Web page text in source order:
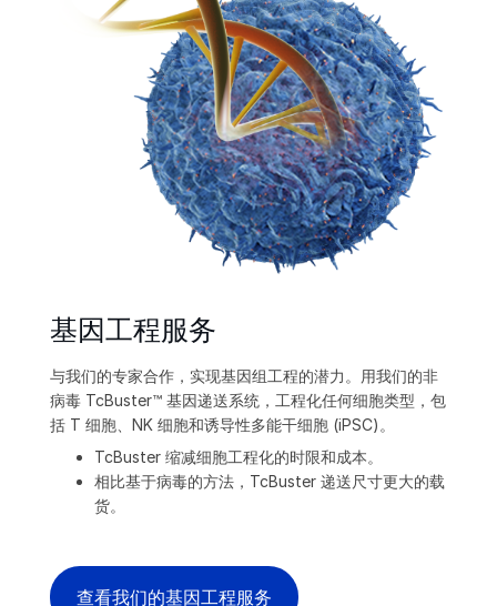
基因工程服务
与我们的专家合作，实现基因组工程的潜力。用我们的非
病毒 TcBuster™ 基因递送系统，工程化任何细胞类型，包
括 T 细胞、NK 细胞和诱导性多能干细胞 (iPSC)。
TcBuster 缩减细胞工程化的时限和成本。
相比基于病毒的方法，TcBuster 递送尺寸更大的载
货。
查看我们的基因工程服务